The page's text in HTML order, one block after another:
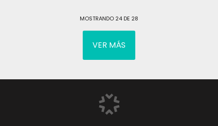
MOSTRANDO 24 DE 28
VER MÁS